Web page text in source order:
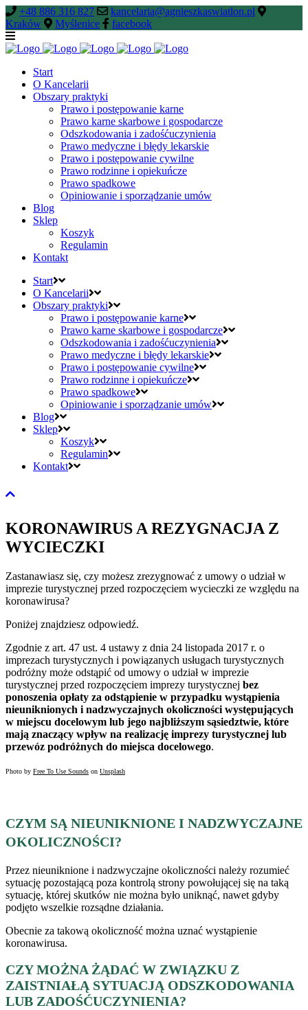
+48 886 316 827
kancelaria@agnieszkaswiatlon.pl
Kraków
Myślenice facebook
Start
O Kancelarii
Obszary praktyki
Prawo i postępowanie karne
Prawo karne skarbowe i gospodarcze
Odszkodowania i zadośćuczynienia
Prawo medyczne i błędy lekarskie
Prawo i postępowanie cywilne
Prawo rodzinne i opiekuńcze
Prawo spadkowe
Opiniowanie i sporządzanie umów
Blog
Sklep
Koszyk
Regulamin
Kontakt
Start
O Kancelarii
Obszary praktyki
Prawo i postępowanie karne
Prawo karne skarbowe i gospodarcze
Odszkodowania i zadośćuczynienia
Prawo medyczne i błędy lekarskie
Prawo i postępowanie cywilne
Prawo rodzinne i opiekuńcze
Prawo spadkowe
Opiniowanie i sporządzanie umów
Blog
Sklep
Koszyk
Regulamin
Kontakt
KORONAWIRUS A REZYGNACJA Z
WYCIECZKI
Zastanawiasz się, czy możesz zrezygnować z umowy o udział w
imprezie turystycznej przed rozpoczęciem wycieczki ze względu na
koronawirusa?
Poniżej znajdziesz odpowiedź.
Zgodnie z art. 47 ust. 4 ustawy z dnia 24 listopada 2017 r. o
imprezach turystycznych i powiązanych usługach turystycznych
podróżny może odstąpić od umowy o udział w imprezie
turystycznej przed rozpoczęciem imprezy turystycznej bez
ponoszenia opłaty za odstąpienie w przypadku wystąpienia
nieuniknionych i nadzwyczajnych okoliczności występujących
w miejscu docelowym lub jego najbliższym sąsiedztwie, które
mają znaczący wpływ na realizację imprezy turystycznej lub
przewóz podróżnych do miejsca docelowego.
Photo by Free To Use Sounds on Unsplash
CZYM SĄ NIEUNIKNIONE I NADZWYCZAJNE
OKOLICZNOŚCI?
Przez nieuniknione i nadzwyczajne okoliczności należy rozumieć
sytuację pozostającą poza kontrolą strony powołującej się na taką
sytuację, której skutków nie można było uniknąć, nawet gdyby
podjęto wszelkie rozsądne działania.
Obecnie za takową okoliczność można uznać wystąpienie
koronawirusa.
CZY MOŻNA ŻĄDAĆ W ZWIĄZKU Z
ZAISTNIAŁĄ SYTUACJĄ ODSZKODOWANIA
LUB ZADOŚĆUCZYNIENIA?